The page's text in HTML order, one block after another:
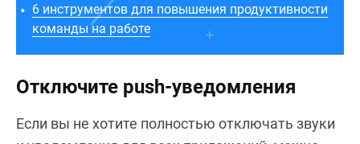
6 инструментов для повышения продуктивности
команды на работе
Отключите push-уведомления
Если вы не хотите полностью отключать звуки